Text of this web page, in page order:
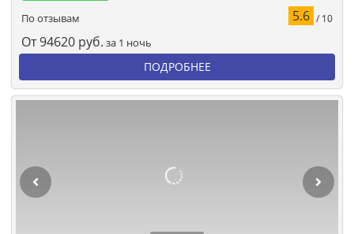
По отзывам
5.6 / 10
От94620 руб. за 1 ночь
ПОДРОБНЕЕ